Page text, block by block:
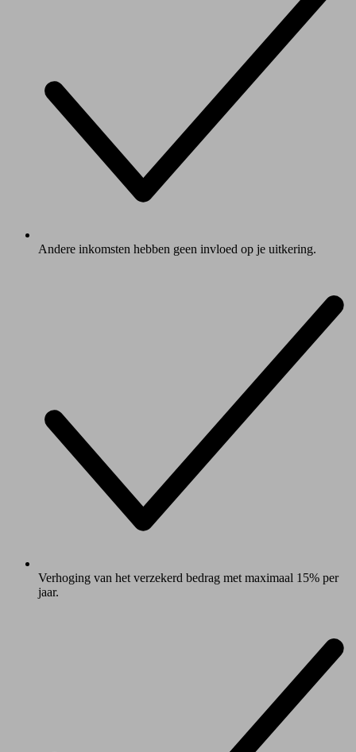
Andere inkomsten hebben geen invloed op je uitkering.
Verhoging van het verzekerd bedrag met maximaal 15% per
jaar.